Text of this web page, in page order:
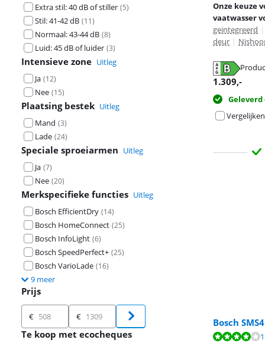
Extra stil: 40 dB of stiller (5)
Stil: 41-42 dB (11)
Normaal: 43-44 dB (8)
Luid: 45 dB of luider (3)
Intensieve zone Uitleg
Ja (12)
Nee (15)
Plaatsing bestek Uitleg
Mand (3)
Lade (24)
Speciale sproeiarmen Uitleg
Ja (7)
Nee (20)
Merkspecifieke functies Uitleg
Bosch EfficientDry (14)
Bosch HomeConnect (25)
Bosch InfoLight (6)
Bosch SpeedPerfect+ (25)
Bosch VarioLade (16)
9 meer
Prijs
Prijs
€ €
Te koop met ecocheques
Onze keuze
vaatwasser
geintegreerd |
deur |
opent in nieuw
1.309,-
Geleverd
Vergelijken
opent in nieuw
opent in nieuw
Bosch
Beoordeling is
Beoordeling is
Beoordeling is